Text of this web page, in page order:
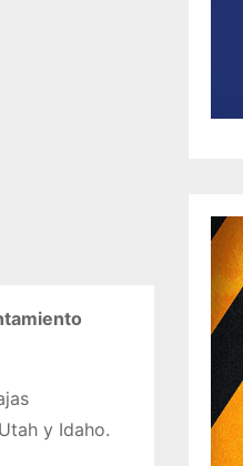
y Idaho.